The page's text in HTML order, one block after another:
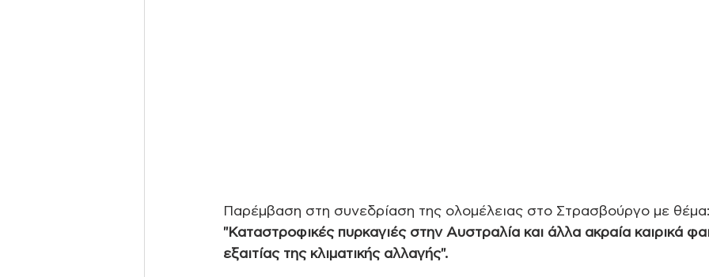
Παρέμβαση στη συνεδρίαση της ολομέλειας στο Στρασβούργο με θέμα:
"Καταστροφικές πυρκαγιές στην Αυστραλία και άλλα ακραία καιρικά
εξαιτίας της κλιματικής αλλαγής".